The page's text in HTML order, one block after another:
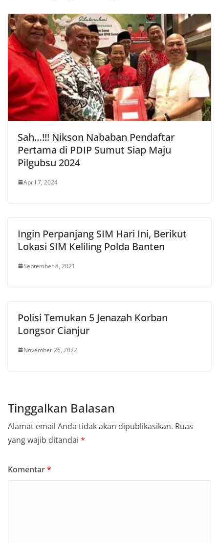
Sah…!!! Nikson Nababan Pendaftar
Pertama di PDIP Sumut Siap Maju
Pilgubsu 2024
April 7, 2024
Ingin Perpanjang SIM Hari Ini, Berikut
Lokasi SIM Keliling Polda Banten
September 8, 2021
Polisi Temukan 5 Jenazah Korban
Longsor Cianjur
November 26, 2022
Tinggalkan Balasan
Alamat email Anda tidak akan dipublikasikan. Ruas
yang wajib ditandai *
Komentar*